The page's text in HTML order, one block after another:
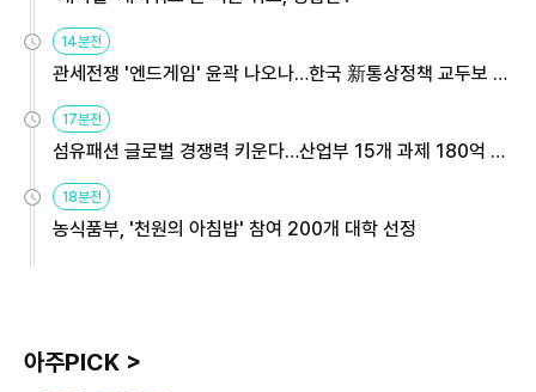
14분전
관세전쟁 '엔드게임' 윤곽 나오나…한국 新통상정책 교두보 활
17분전
섬유패션 글로벌 경쟁력 키운다…산업부 15개 과제 180억 지
18분전
농식품부, '천원의 아침밥' 참여 200개 대학 선정
아주PICK >